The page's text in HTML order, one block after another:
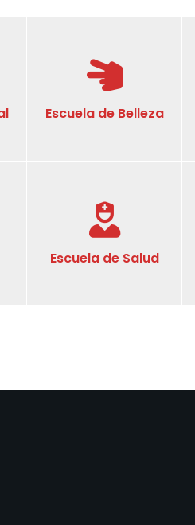
Escuela de Belleza
Escuela de Salud